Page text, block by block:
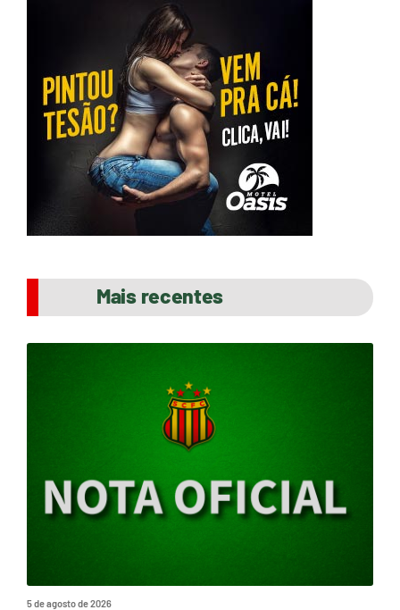
Mais recentes
5 de agosto de 2026